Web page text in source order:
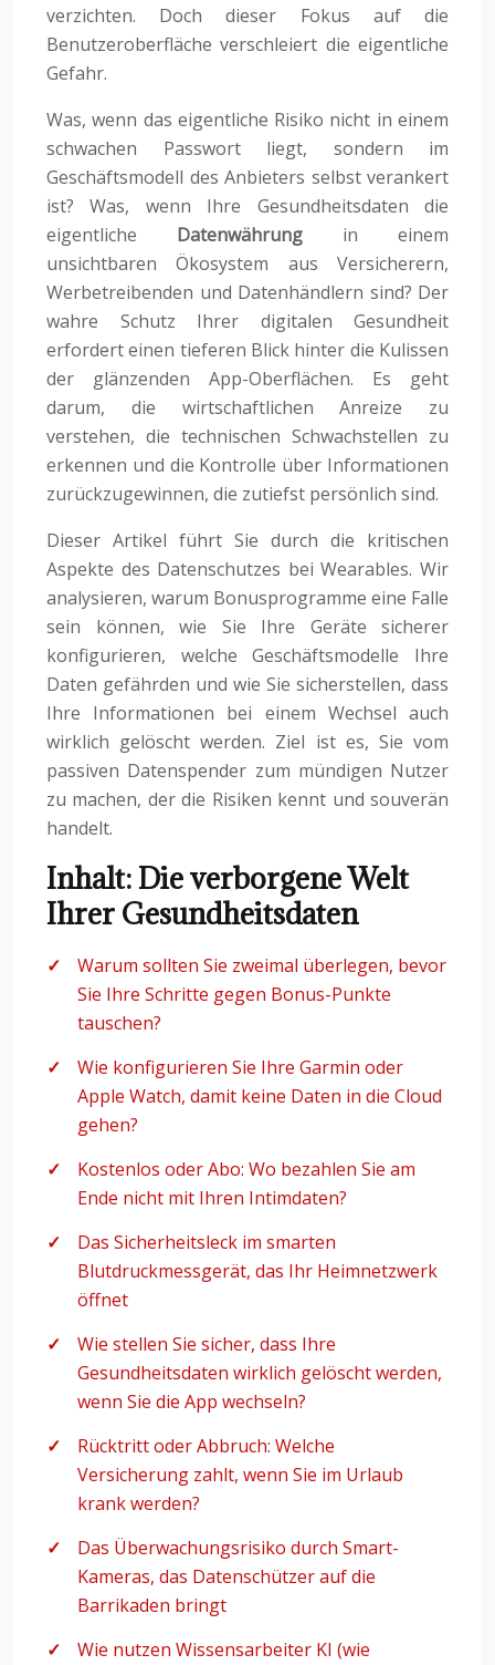
verzichten. Doch dieser Fokus auf die
Benutzeroberfläche verschleiert die eigentliche
Gefahr.
Was, wenn das eigentliche Risiko nicht in einem
schwachen Passwort liegt, sondern im
Geschäftsmodell des Anbieters selbst verankert
ist? Was, wenn Ihre Gesundheitsdaten die
eigentliche Datenwährung in einem
unsichtbaren Ökosystem aus Versicherern,
Werbetreibenden und Datenhändlern sind? Der
wahre Schutz Ihrer digitalen Gesundheit
erfordert einen tieferen Blick hinter die Kulissen
der glänzenden App-Oberflächen. Es geht
darum, die wirtschaftlichen Anreize zu
verstehen, die technischen Schwachstellen zu
erkennen und die Kontrolle über Informationen
zurückzugewinnen, die zutiefst persönlich sind.
Dieser Artikel führt Sie durch die kritischen
Aspekte des Datenschutzes bei Wearables. Wir
analysieren, warum Bonusprogramme eine Falle
sein können, wie Sie Ihre Geräte sicherer
konfigurieren, welche Geschäftsmodelle Ihre
Daten gefährden und wie Sie sicherstellen, dass
Ihre Informationen bei einem Wechsel auch
wirklich gelöscht werden. Ziel ist es, Sie vom
passiven Datenspender zum mündigen Nutzer
zu machen, der die Risiken kennt und souverän
handelt.
Inhalt: Die verborgene Welt
Ihrer Gesundheitsdaten
Warum sollten Sie zweimal überlegen, bevor
Sie Ihre Schritte gegen Bonus-Punkte
tauschen?
Wie konfigurieren Sie Ihre Garmin oder
Apple Watch, damit keine Daten in die Cloud
gehen?
Kostenlos oder Abo: Wo bezahlen Sie am
Ende nicht mit Ihren Intimdaten?
Das Sicherheitsleck im smarten
Blutdruckmessgerät, das Ihr Heimnetzwerk
öffnet
Wie stellen Sie sicher, dass Ihre
Gesundheitsdaten wirklich gelöscht werden,
wenn Sie die App wechseln?
Rücktritt oder Abbruch: Welche
Versicherung zahlt, wenn Sie im Urlaub
krank werden?
Das Überwachungsrisiko durch Smart-
Kameras, das Datenschützer auf die
Barrikaden bringt
Wie nutzen Wissensarbeiter KI (wie